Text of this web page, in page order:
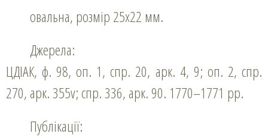
овальна, розмір 25х22 мм.
Джерела:
ЦДІАК, ф. 98, оп. 1, спр. 20, арк. 4, 9; оп. 2, спр.
270, арк. 355v; спр. 336, арк. 90. 1770–1771 рр.
Публікації: